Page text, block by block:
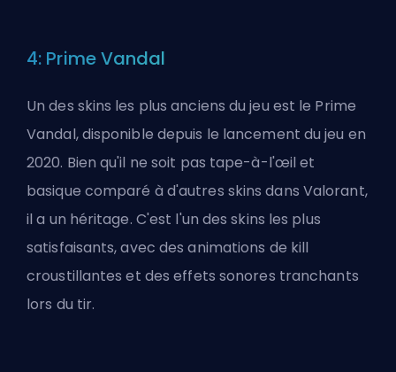
4: Prime Vandal
Un des skins les plus anciens du jeu est le Prime
Vandal, disponible depuis le lancement du jeu en
2020. Bien qu'il ne soit pas tape-à-l'œil et
basique comparé à d'autres skins dans Valorant,
il a un héritage. C'est l'un des skins les plus
satisfaisants, avec des animations de kill
croustillantes et des effets sonores tranchants
lors du tir.